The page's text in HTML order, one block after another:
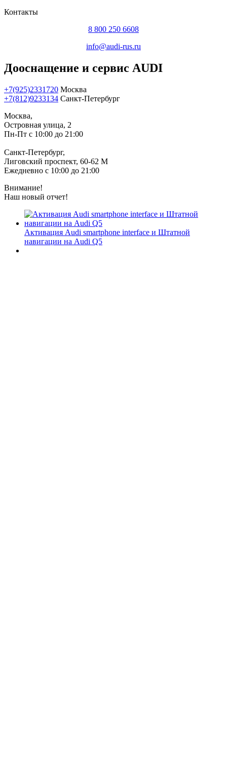
Контакты
8 800 250 6608
info@audi-rus.ru
Дооснащение и сервис AUDI
+7(925)2331720 Москва
+7(812)9233134 Санкт-Петербург
Москва,
Островная улица, 2
Пн-Пт с 10:00 до 21:00
Санкт-Петербург,
Лиговский проспект, 60-62 М
Ежедневно с 10:00 до 21:00
Внимание!
Наш новый отчет!
Активация Audi smartphone interface и Штатной
навигации на Audi Q5